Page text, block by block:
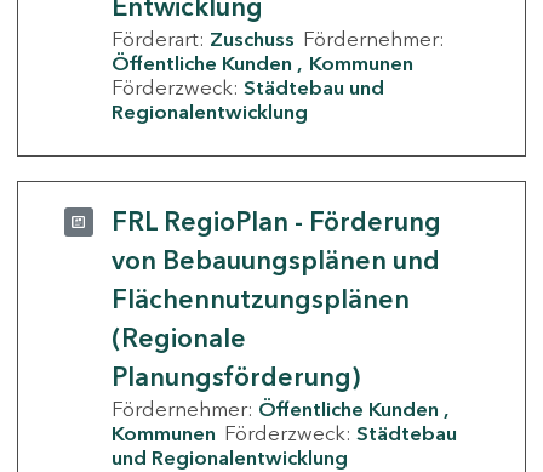
Entwicklung
Förderart: Zuschuss Fördernehmer:
Öffentliche Kunden
Kommunen
Förderzweck: Städtebau und
Regionalentwicklung
FRL RegioPlan - Förderung
von Bebauungsplänen und
Flächennutzungsplänen
(Regionale
Planungsförderung)
Fördernehmer: Öffentliche Kunden
Kommunen Förderzweck: Städtebau
und Regionalentwicklung